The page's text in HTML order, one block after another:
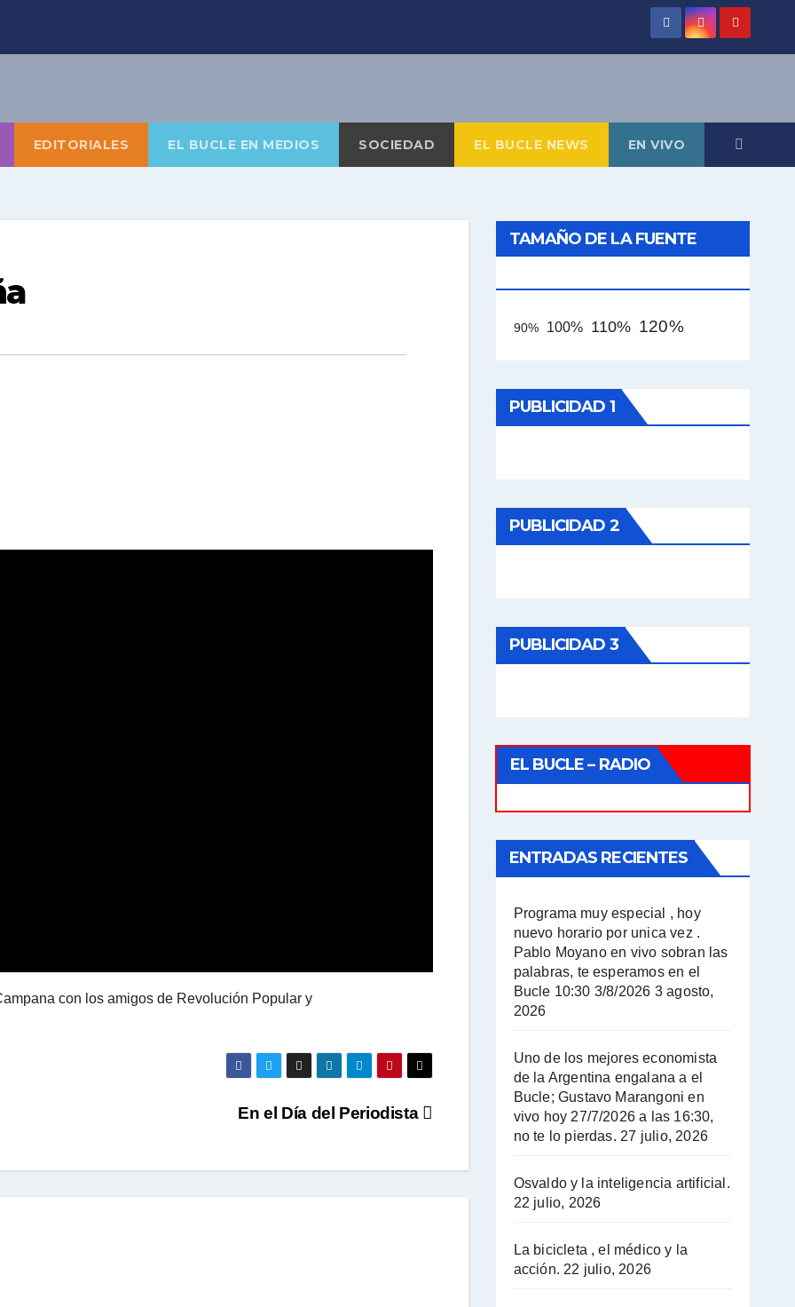
EDITORIALES EL BUCLE EN MEDIOS SOCIEDAD EL BUCLE NEWS EN VIVO
con los amigos de Revolución Popular y
En el Día del Periodista
TAMAÑO DE LA FUENTE
90% 100% 110% 120%
PUBLICIDAD 1
PUBLICIDAD 2
PUBLICIDAD 3
EL BUCLE – RADIO
ENTRADAS RECIENTES
Programa muy especial , hoy
nuevo horario por unica vez .
Pablo Moyano en vivo sobran las
palabras, te esperamos en el
Bucle 10:30 3/8/2026 3 agosto,
2026
Uno de los mejores economista
de la Argentina engalana a el
Bucle; Gustavo Marangoni en
vivo hoy 27/7/2026 a las 16:30,
no te lo pierdas. 27 julio, 2026
Osvaldo y la inteligencia artificial.
22 julio, 2026
La bicicleta , el médico y la
acción. 22 julio, 2026